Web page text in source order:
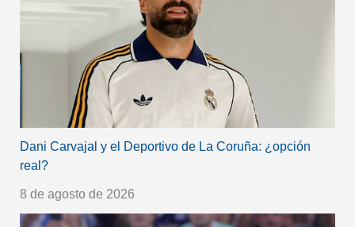
Dani Carvajal y el Deportivo de La Coruña: ¿opción
real?
8 de agosto de 2026